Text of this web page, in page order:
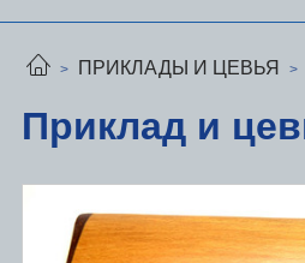
ПРИКЛАДЫ И ЦЕВЬЯ
Приклад и